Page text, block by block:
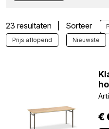
23 resultaten | Sorteer
Prijs aflopend
Nieuwste
€